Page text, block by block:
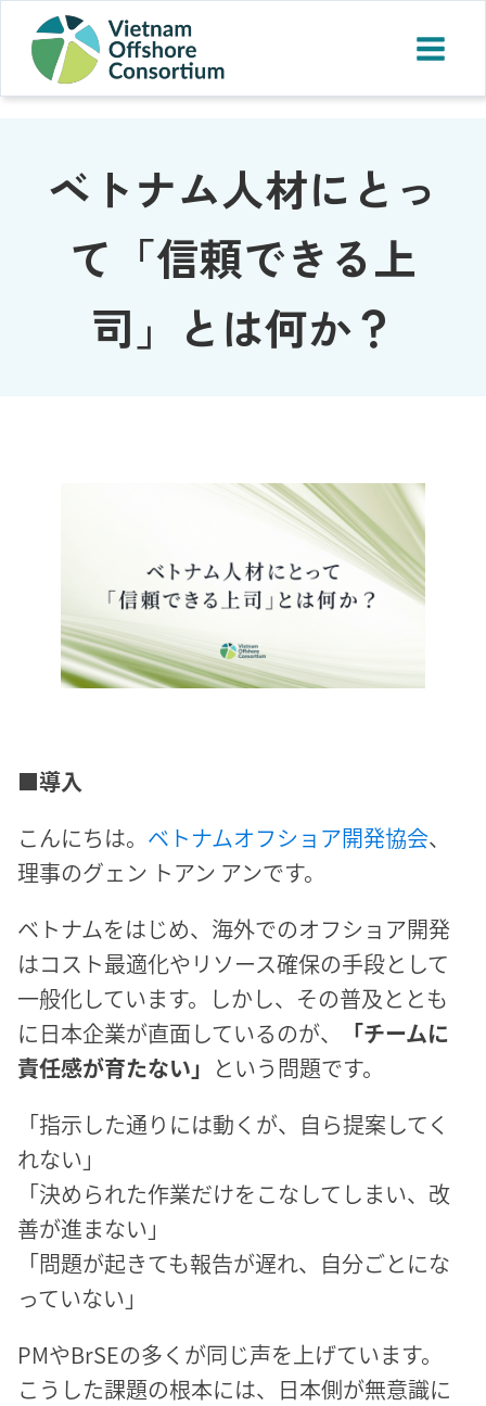
ベトナム人材にとっ
て「信頼できる上
司」とは何か？
■導入
こんにちは。 ベトナムオフショア開発協会、
理事のグェン トアン アンです。
ベトナムをはじめ、海外でのオフショア開発
はコスト最適化やリソース確保の手段として
一般化しています。しかし、その普及ととも
に日本企業が直面しているのが、
「チームに
責任感が育たない」 という問題です。
「指示した通りには動くが、自ら提案してく
れない」
「決められた作業だけをこなしてしまい、改
善が進まない」
「問題が起きても報告が遅れ、自分ごとにな
っていない」
PMやBrSEの多くが同じ声を上げています。
こうした課題の根本には、日本側が無意識に